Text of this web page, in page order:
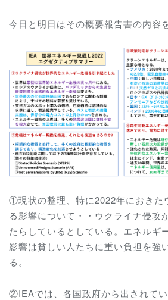
今日と明日はその概要報告書の内容
①現状の整理、特に2022年におきた
る影響について・・ウクライナ侵攻
たらしているとしている。エネルギ
影響は貧しい人たちに重い負担を強
る。
②IEAでは、各国政府から出されて